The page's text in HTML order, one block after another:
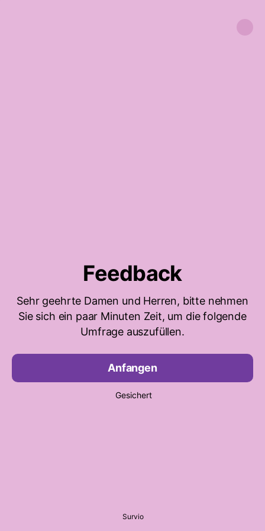
Feedback
Sehr geehrte Damen und Herren, bitte nehmen
Sie sich ein paar Minuten Zeit, um die folgende
Umfrage auszufüllen.
Anfangen
Gesichert
Survio